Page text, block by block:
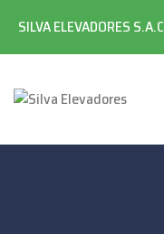
SILVA ELEVADORES S.A.C